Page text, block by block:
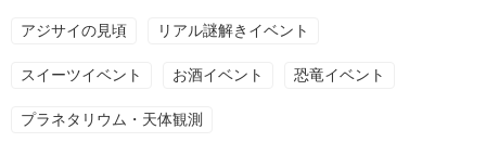
アジサイの見頃 リアル謎解きイベント
スイーツイベント お酒イベント 恐竜イベント
プラネタリウム・天体観測